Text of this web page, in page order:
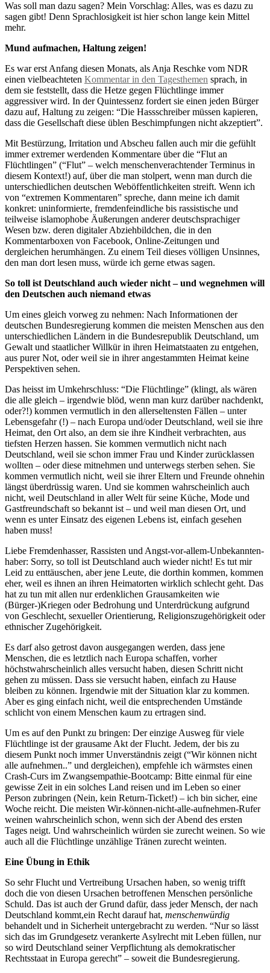
Was soll man dazu sagen? Mein Vorschlag: Alles, was es dazu zu
sagen gibt! Denn Sprachlosigkeit ist hier schon lange kein Mittel
mehr.
Mund aufmachen, Haltung zeigen!
Es war erst Anfang diesen Monats, als Anja Reschke vom NDR
einen vielbeachteten Kommentar in den Tagesthemen sprach, in
dem sie feststellt, dass die Hetze gegen Flüchtlinge immer
aggressiver wird. In der Quintessenz fordert sie einen jeden Bürger
dazu auf, Haltung zu zeigen: “Die Hassschreiber müssen kapieren,
dass die Gesellschaft diese üblen Beschimpfungen nicht akzeptiert”.
Mit Bestürzung, Irritation und Abscheu fallen auch mir die gefühlt
immer extremer werdenden Kommentare über die “Flut an
Flüchtlingen” (“Flut” – welch menschenverachtender Terminus in
diesem Kontext!) auf, über die man stolpert, wenn man durch die
unterschiedlichen deutschen Weböffentlichkeiten streift. Wenn ich
von “extremen Kommentaren” spreche, dann meine ich damit
konkret: uninformierte, fremdenfeindliche bis rassistische und
teilweise islamophobe Äußerungen anderer deutschsprachiger
Wesen bzw. deren digitaler Abziehbildchen, die in den
Kommentarboxen von Facebook, Online-Zeitungen und
dergleichen herumhängen. Zu einem Teil dieses völligen Unsinnes,
den man dort lesen muss, würde ich gerne etwas sagen.
So toll ist Deutschland auch wieder nicht – und wegnehmen will
den Deutschen auch niemand etwas
Um eines gleich vorweg zu nehmen: Nach Informationen der
deutschen Bundesregierung kommen die meisten Menschen aus den
unterschiedlichen Ländern in die Bundesrepublik Deutschland, um
Gewalt und staatlicher Willkür in ihren Heimatstaaten zu entgehen,
aus purer Not, oder weil sie in ihrer angestammten Heimat keine
Perspektiven sehen.
Das heisst im Umkehrschluss: “Die Flüchtlinge” (klingt, als wären
die alle gleich – irgendwie blöd, wenn man kurz darüber nachdenkt,
oder?!) kommen vermutlich in den allerseltensten Fällen – unter
Lebensgefahr (!) – nach Europa und/oder Deutschland, weil sie ihre
Heimat, den Ort also, an dem sie ihre Kindheit verbrachten, aus
tiefsten Herzen hassen. Sie kommen vermutlich nicht nach
Deutschland, weil sie schon immer Frau und Kinder zurücklassen
wollten – oder diese mitnehmen und unterwegs sterben sehen. Sie
kommen vermutlich nicht, weil sie ihrer Eltern und Freunde ohnehin
längst überdrüssig waren. Und sie kommen wahrscheinlich auch
nicht, weil Deutschland in aller Welt für seine Küche, Mode und
Gastfreundschaft so bekannt ist – und weil man diesen Ort, und
wenn es unter Einsatz des eigenen Lebens ist, einfach gesehen
haben muss!
Liebe Fremdenhasser, Rassisten und Angst-vor-allem-Unbekannten-
haber: Sorry, so toll ist Deutschland auch wieder nicht! Es tut mir
Leid zu enttäuschen, aber jene Leute, die dorthin kommen, kommen
eher, weil es ihnen an ihren Heimatorten wirklich schlecht geht. Das
hat zu tun mit allen nur erdenklichen Grausamkeiten wie
(Bürger-)Kriegen oder Bedrohung und Unterdrückung aufgrund
von Geschlecht, sexueller Orientierung, Religionszugehörigkeit oder
ethnischer Zugehörigkeit.
Es darf also getrost davon ausgegangen werden, dass jene
Menschen, die es letztlich nach Europa schaffen, vorher
höchstwahrscheinlich alles versucht haben, diesen Schritt nicht
gehen zu müssen. Dass sie versucht haben, einfach zu Hause
bleiben zu können. Irgendwie mit der Situation klar zu kommen.
Aber es ging einfach nicht, weil die entsprechenden Umstände
schlicht von einem Menschen kaum zu ertragen sind.
Um es auf den Punkt zu bringen: Der einzige Ausweg für viele
Flüchtlinge ist der grausame Akt der Flucht. Jedem, der bis zu
diesem Punkt noch immer Unverständnis zeigt (“Wir können nicht
alle aufnehmen..” und dergleichen), empfehle ich wärmstes einen
Crash-Curs im Zwangsempathie-Bootcamp: Bitte einmal für eine
gewisse Zeit in ein solches Land reisen und im Leben so einer
Person zubringen (Nein, kein Return-Ticket!) – ich bin sicher, eine
Woche reicht. Die meisten Wir-können-nicht-alle-aufnehmen-Rufer
weinen wahrscheinlich schon, wenn sich der Abend des ersten
Tages neigt. Und wahrscheinlich würden sie zurecht weinen. So wie
auch all die Flüchtlinge unzählige Tränen zurecht weinten.
Eine Übung in Ethik
So sehr Flucht und Vertreibung Ursachen haben, so wenig trifft
doch die von diesen Ursachen betroffenen Menschen persönliche
Schuld. Das ist auch der Grund dafür, dass jeder Mensch, der nach
Deutschland kommt,ein Recht darauf hat, menschenwürdig
behandelt und in Sicherheit untergebracht zu werden. “Nur so lässt
sich das im Grundgesetz verankerte Asylrecht mit Leben füllen, nur
so wird Deutschland seiner Verpflichtung als demokratischer
Rechtsstaat in Europa gerecht” – soweit die Bundesregierung.